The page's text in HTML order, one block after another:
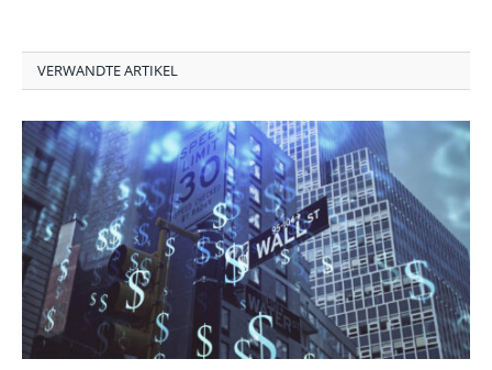
VERWANDTE ARTIKEL